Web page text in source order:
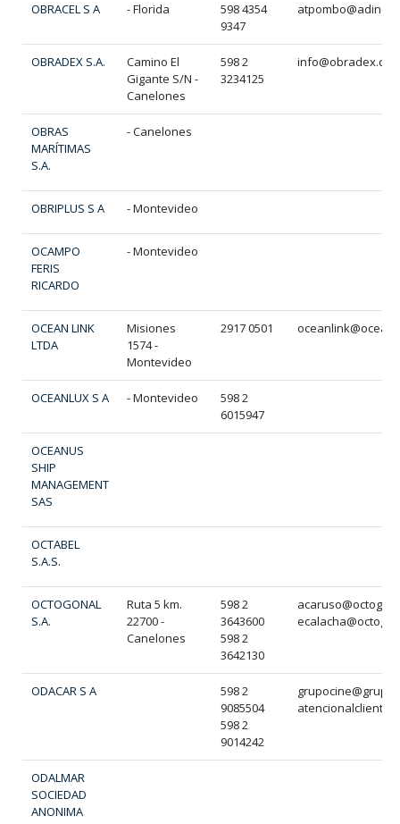
OBRACEL S A - Florida
598 4354
9347
OBRADEX S.A.
Camino El
Gigante S/N -
Canelones
598 2
3234125
OBRAS
MARÍTIMAS
S.A.
- Canelones
OBRIPLUS S A - Montevideo
OCAMPO
FERIS
RICARDO
- Montevideo
OCEAN LINK
LTDA
Misiones
1574 -
Montevideo
2917 0501
OCEANLUX S A - Montevideo
598 2
6015947
OCEANUS
SHIP
MANAGEMENT
SAS
OCTABEL
S.A.S.
OCTOGONAL
S.A.
Ruta 5 km.
22700 -
Canelones
598 2
3643600
598 2
3642130
ODACAR S A
598 2
9085504
598 2
9014242
ODALMAR
SOCIEDAD
ANONIMA